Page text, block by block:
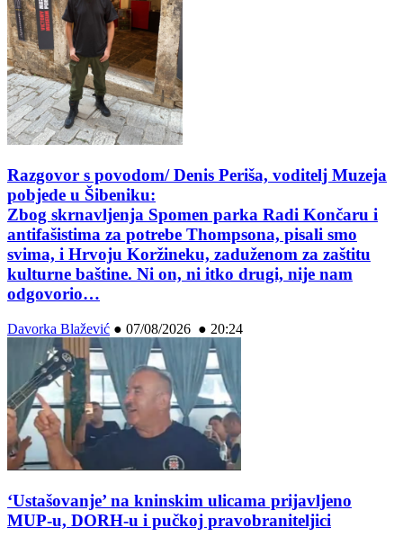
Razgovor s povodom/ Denis Periša, voditelj Muzeja
pobjede u Šibeniku:
Zbog skrnavljenja Spomen parka Radi Končaru i
antifašistima za potrebe Thompsona, pisali smo
svima, i Hrvoju Koržineku, zaduženom za zaštitu
kulturne baštine. Ni on, ni itko drugi, nije nam
odgovorio…
Davorka Blažević ● 07/08/2026 ● 20:24
‘Ustašovanje’ na kninskim ulicama prijavljeno
MUP-u, DORH-u i pučkoj pravobraniteljici